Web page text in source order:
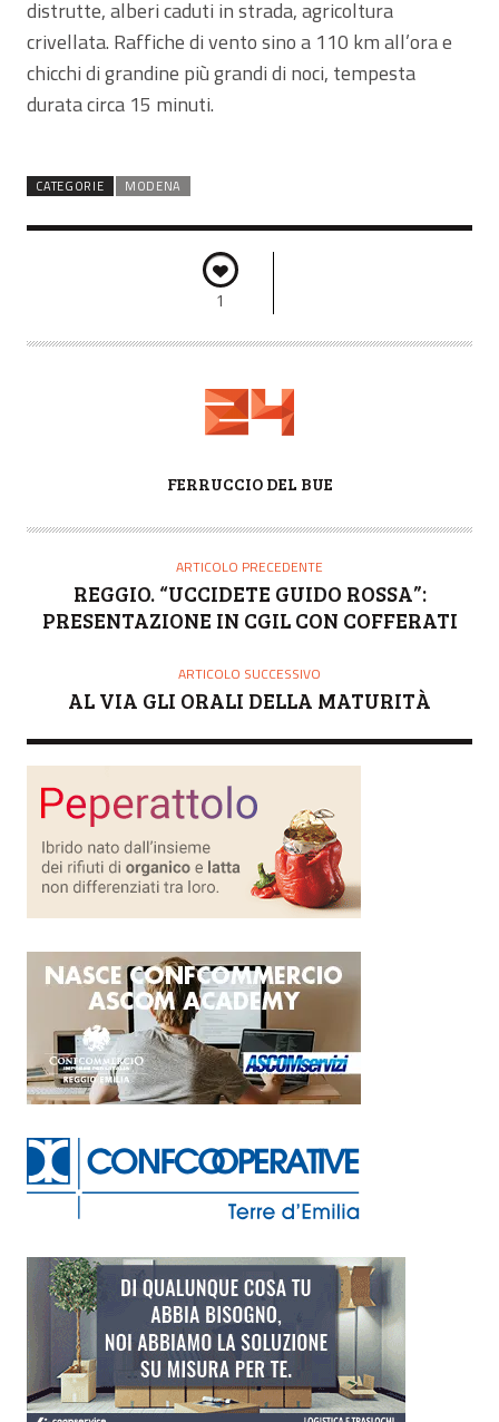
distrutte, alberi caduti in strada, agricoltura
crivellata. Raffiche di vento sino a 110 km all’ora e
chicchi di grandine più grandi di noci, tempesta
durata circa 15 minuti.
CATEGORIE MODENA
1
T
FERRUCCIO DEL BUE
ARTICOLO PRECEDENTE
REGGIO. “UCCIDETE GUIDO ROSSA”:
PRESENTAZIONE IN CGIL CON COFFERATI
ARTICOLO SUCCESSIVO
AL VIA GLI ORALI DELLA MATURITÀ